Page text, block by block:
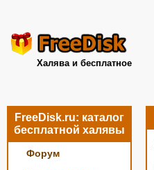
Халява и бесплатное
FreeDisk.ru: каталог
бесплатной халявы
Форум